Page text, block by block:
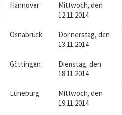
Hannover
Mittwoch, den
12.11.2014
Osnabrück
Donnerstag, den
13.11.2014
Göttingen
Dienstag, den
18.11.2014
Lüneburg
Mittwoch, den
19.11.2014